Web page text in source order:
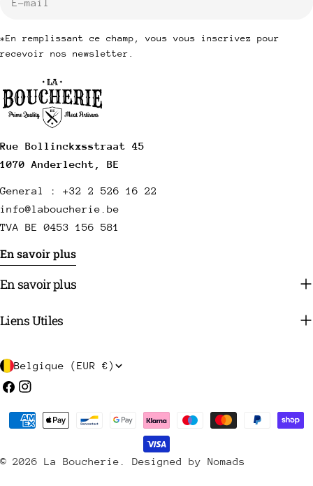
Rue Bollinckxsstraat 45
1070 Anderlecht, BE
General : +32 2 526 16 22
info@laboucherie.be
TVA BE 0453 156 581
En savoir plus
En savoir plus
Liens Utiles
*En remplissant ce champ, vous vous inscrivez pour
recevoir nos newsletter.
P
a
/
Belgique (EUR €)
Facebook
Instagram
© 2026 La Boucherie Designed by Nomads
Méthodes
payement